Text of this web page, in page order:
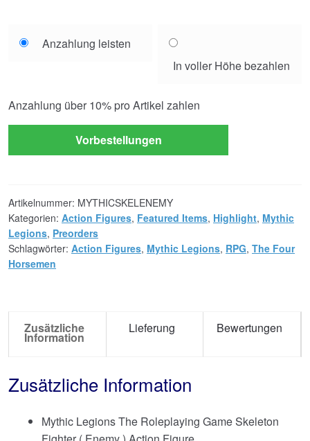
your
Anzahlung leisten
In voller Höhe bezahlen
Anzahlung über 10% pro Artikel zahlen
Vorbestellungen
Artikelnummer: MYTHICSKELENEMY
Kategorien: Action Figures, Featured Items, Highlight, Mythic
Legions, Preorders
Schlagwörter: Action Figures, Mythic Legions, RPG, The Four
Horsemen
Zusätzliche
Information
Lieferung Bewertungen
Zusätzliche Information
Mythic Legions The Roleplaying Game Skeleton